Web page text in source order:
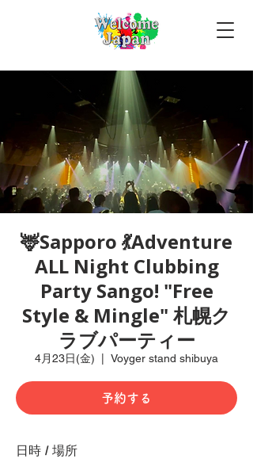
🦌Sapporo 💃Adventure
ALL Night Clubbing
Party Sango! "Free
Style & Mingle" 札幌ク
ラブパーティー
4月23日(金) Voyger stand shibuya
予約する
日時 / 場所